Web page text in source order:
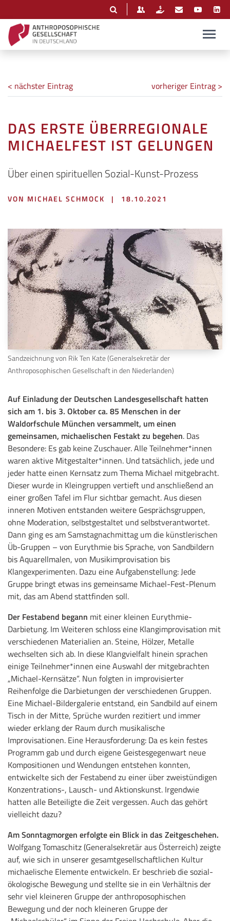
< nächster Eintrag vorheriger Eintrag >
DAS ERSTE ÜBERREGIONALE
MICHAELFEST IST GELUNGEN
Über einen spirituellen Sozial-Kunst-Prozess
VON MICHAEL SCHMOCK | 18.10.2021
Sandzeichnung von Rik Ten Kate (Generalsekretär der
Anthroposophischen Gesellschaft in den Niederlanden)
Auf Einladung der Deutschen Landesgesellschaft hatten
sich am 1. bis 3. Oktober ca. 85 Menschen in der
Waldorfschule München versammelt, um einen
gemeinsamen, michaelischen Festakt zu begehen. Das
Besondere: Es gab keine Zuschauer. Alle Teilnehmer*innen
waren aktive Mitgestalter*innen. Und tatsächlich, jede und
jeder hatte einen Kernsatz zum Thema Michael mitgebracht.
Dieser wurde in Kleingruppen vertieft und anschließend an
einer großen Tafel im Flur sichtbar gemacht. Aus diesen
inneren Motiven entstanden weitere Gesprächsgruppen,
ohne Moderation, selbstgestaltet und selbstverantwortet.
Dann ging es am Samstagnachmittag um die künstlerischen
Üb-Gruppen – von Eurythmie bis Sprache, von Sandbildern
bis Aquarellmalen, von Musikimprovisation bis
Klangexperimenten. Dazu eine Aufgabenstellung: Jede
Gruppe bringt etwas ins gemeinsame Michael-Fest-Plenum
mit, das am Abend stattfinden soll.
Der Festabend begann mit einer kleinen Eurythmie-
Darbietung. Im Weiteren schloss eine Klangimprovisation mit
verschiedenen Materialien an. Steine, Hölzer, Metalle
wechselten sich ab. In diese Klangvielfalt hinein sprachen
einige Teilnehmer*innen eine Auswahl der mitgebrachten
„Michael-Kernsätze“. Nun folgten in improvisierter
Reihenfolge die Darbietungen der verschiedenen Gruppen.
Eine Michael-Bildergalerie entstand, ein Sandbild auf einem
Tisch in der Mitte, Sprüche wurden rezitiert und immer
wieder erklang der Raum durch musikalische
Improvisationen. Eine Herausforderung: Da es kein festes
Programm gab und durch eigene Geistesgegenwart neue
Kompositionen und Wendungen entstehen konnten,
entwickelte sich der Festabend zu einer über zweistündigen
Konzentrations-, Lausch- und Aktionskunst. Irgendwie
hatten alle Beteiligte die Zeit vergessen. Auch das gehört
vielleicht dazu?
Am Sonntagmorgen erfolgte ein Blick in das Zeitgeschehen.
Wolfgang Tomaschitz (Generalsekretär aus Österreich) zeigte
auf, wie sich in unserer gesamtgesellschaftlichen Kultur
michaelische Elemente entwickeln. Er beschrieb die sozial-
ökologische Bewegung und stellte sie in ein Verhältnis der
sehr viel kleineren Gruppe der anthroposophischen
Bewegung und der noch kleineren Gruppe der